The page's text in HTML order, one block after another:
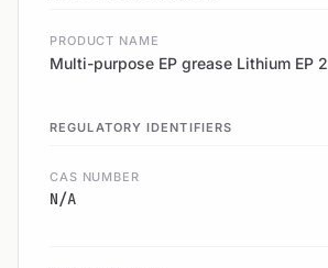
PRODUCT NAME
Multi-purpose EP grease Lithium EP 2
REGULATORY IDENTIFIERS
CAS NUMBER
N/A